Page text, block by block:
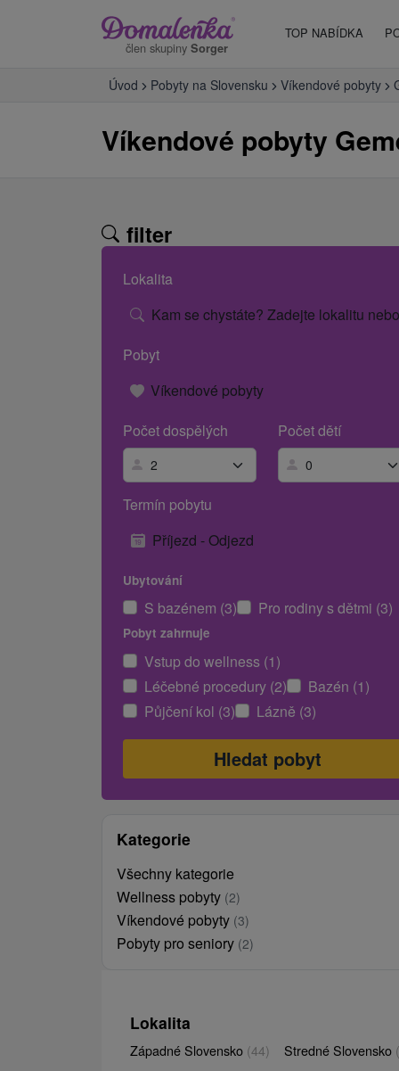
člen skupiny Sorger
TOP NABÍDKA
Úvod Pobyty na Slovensku Víkendové pobyty
Víkendové pobyty
filter
Lokalita
Kam se chystáte? Zadejte lokalitu nebo
Pobyt
Víkendové pobyty
Počet dospělých
Počet dětí
Termín pobytu
Příjezd - Odjezd
Ubytování
S bazénem (3) Pro rodiny s dětmi (3)
Pobyt zahrnuje
Vstup do wellness (1)
Léčebné procedury (2)
Bazén (1)
Půjčení kol (3)
Lázně (3)
Kategorie
Všechny kategorie
Wellness pobyty (2)
Víkendové pobyty (3)
Pobyty pro seniory (2)
Lokalita
Západné Slovensko (44) Stredné Slovensko